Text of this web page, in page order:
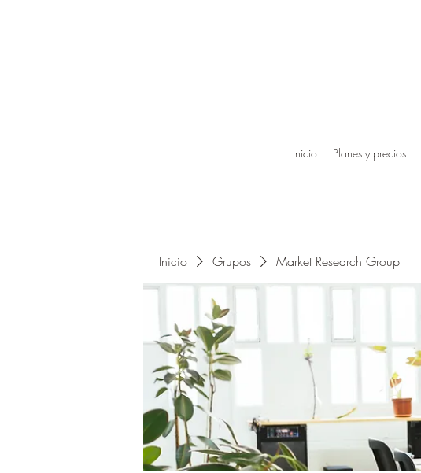
Inicio Planes y precios
Inicio Grupos Market Research Group